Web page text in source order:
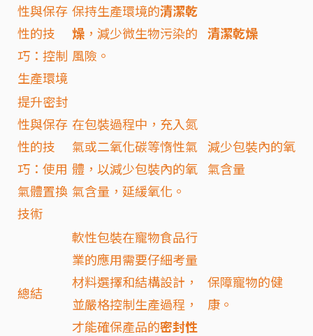
性與保存
性的技
巧：控制
生產環境
保持生產環境的清潔乾
燥 ，減少微生物污染的
風險。
清潔乾燥
提升密封
性與保存
性的技
巧：使用
氣體置換
技術
在包裝過程中，充入氮
氣或二氧化碳等惰性氣
體，以減少包裝內的氧
氣含量，延緩氧化。
減少包裝內的氧
氣含量
總結
軟性包裝在寵物食品行
業的應用需要仔細考量
材料選擇和結構設計，
並嚴格控制生產過程，
才能確保產品的密封性
保障寵物的健
康。